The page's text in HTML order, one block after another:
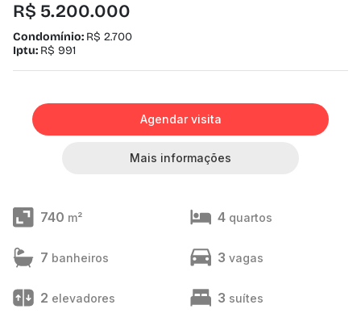
R$ 5.200.000
Condomínio: R$ 2.700
Iptu: R$ 991
Agendar visita
Mais informações
740 m² 4 quartos
7 banheiros 3 vagas
2 elevadores 3 suítes